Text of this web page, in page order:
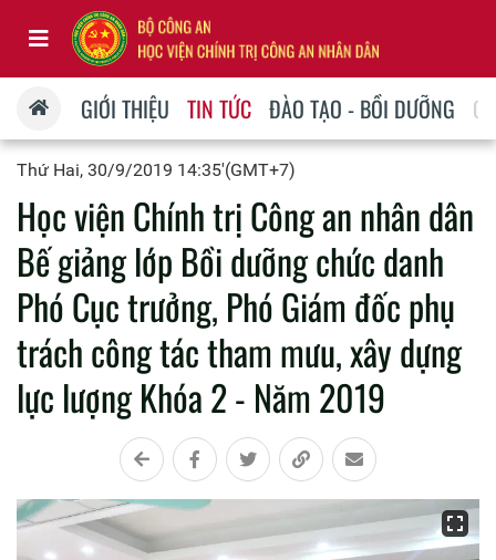
GIỚI THIỆU TIN TỨC ĐÀO TẠO - BỒI DƯỠNG
Thứ Hai, 30/9/2019 14:35'(GMT+7)
Học viện Chính trị Công an nhân dân
Bế giảng lớp Bồi dưỡng chức danh
Phó Cục trưởng, Phó Giám đốc phụ
trách công tác tham mưu, xây dựng
lực lượng Khóa 2 - Năm 2019